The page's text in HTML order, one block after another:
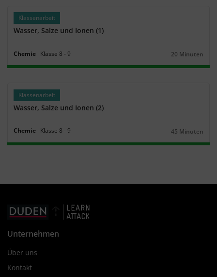
Klassenarbeit
Wasser, Salze und Ionen (1)
Chemie Klasse 8 ‐9
Dauer:
20 Minuten
Klassenarbeit
Wasser, Salze und Ionen (2)
Chemie Klasse 8 ‐9
Dauer:
45 Minuten
Unternehmen
Über uns
Kontakt